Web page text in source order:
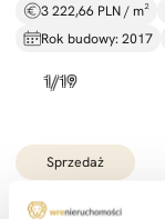
3 222,66 PLN / m²
Rok budowy: 2017
sprzedaż
Basen |Sauna |